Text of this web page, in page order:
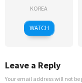
KOREA
WATCH
Leave a Reply
Your email address will not be